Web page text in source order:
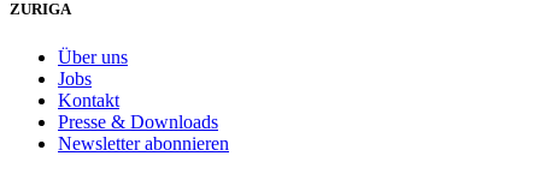
ZURIGA
Über uns
Jobs
Kontakt
Presse & Downloads
Newsletter abonnieren